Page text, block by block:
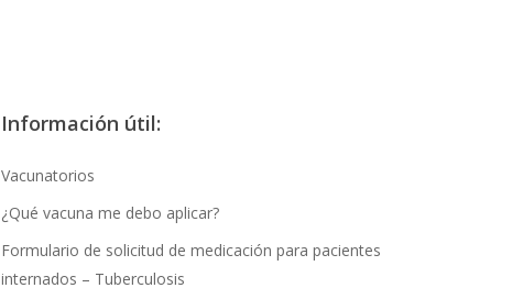
Información útil:
Vacunatorios
¿Qué vacuna me debo aplicar?
Formulario de solicitud de medicación para pacientes
internados – Tuberculosis